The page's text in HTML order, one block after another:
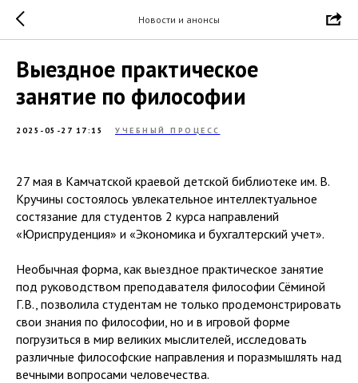
Новости и анонсы
Выездное практическое
занятие по философии
2025-05-27 17:15 УЧЕБНЫЙ ПРОЦЕСС
27 мая в Камчатской краевой детской библиотеке им. В.
Кручины состоялось увлекательное интеллектуальное
состязание для студентов 2 курса направлений
«Юриспруденция» и «Экономика и бухгалтерский учет».
Необычная форма, как выездное практическое занятие
под руководством преподавателя философии Сёминой
Г.В., позволила студентам не только продемонстрировать
свои знания по философии, но и в игровой форме
погрузиться в мир великих мыслителей, исследовать
различные философские направления и поразмышлять над
вечными вопросами человечества.